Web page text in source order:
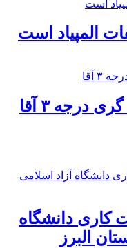
المپیاد است
درجه ۳ آقا
دانشگاه
البرز